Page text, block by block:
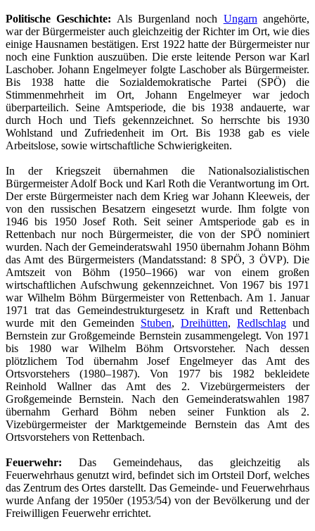
Politische Geschichte: Als Burgenland noch Ungarn angehörte,
war der Bürgermeister auch gleichzeitig der Richter im Ort, wie dies
einige Hausnamen bestätigen. Erst 1922 hatte der Bürgermeister nur
noch eine Funktion auszuüben. Die erste leitende Person war Karl
Laschober. Johann Engelmeyer folgte Laschober als Bürgermeister.
Bis 1938 hatte die Sozialdemokratische Partei (SPÖ) die
Stimmenmehrheit im Ort, Johann Engelmeyer war jedoch
überparteilich. Seine Amtsperiode, die bis 1938 andauerte, war
durch Hoch und Tiefs gekennzeichnet. So herrschte bis 1930
Wohlstand und Zufriedenheit im Ort. Bis 1938 gab es viele
Arbeitslose, sowie wirtschaftliche Schwierigkeiten.
In der Kriegszeit übernahmen die Nationalsozialistischen
Bürgermeister Adolf Bock und Karl Roth die Verantwortung im Ort.
Der erste Bürgermeister nach dem Krieg war Johann Kleeweis, der
von den russischen Besatzern eingesetzt wurde. Ihm folgte von
1946 bis 1950 Josef Roth. Seit seiner Amtsperiode gab es in
Rettenbach nur noch Bürgermeister, die von der SPÖ nominiert
wurden. Nach der Gemeinderatswahl 1950 übernahm Johann Böhm
das Amt des Bürgermeisters (Mandatsstand: 8 SPÖ, 3 ÖVP). Die
Amtszeit von Böhm (1950–1966) war von einem großen
wirtschaftlichen Aufschwung gekennzeichnet. Von 1967 bis 1971
war Wilhelm Böhm Bürgermeister von Rettenbach. Am 1. Januar
1971 trat das Gemeindestrukturgesetz in Kraft und Rettenbach
wurde mit den Gemeinden Stuben, Dreihütten, Redlschlag und
Bernstein zur Großgemeinde Bernstein zusammengelegt. Von 1971
bis 1980 war Wilhelm Böhm Ortsvorsteher. Nach dessen
plötzlichem Tod übernahm Josef Engelmeyer das Amt des
Ortsvorstehers (1980–1987). Von 1977 bis 1982 bekleidete
Reinhold Wallner das Amt des 2. Vizebürgermeisters der
Großgemeinde Bernstein. Nach den Gemeinderatswahlen 1987
übernahm Gerhard Böhm neben seiner Funktion als 2.
Vizebürgermeister der Marktgemeinde Bernstein das Amt des
Ortsvorstehers von Rettenbach.
Feuerwehr: Das Gemeindehaus, das gleichzeitig als
Feuerwehrhaus genutzt wird, befindet sich im Ortsteil Dorf, welches
das Zentrum des Ortes darstellt. Das Gemeinde- und Feuerwehrhaus
wurde Anfang der 1950er (1953/54) von der Bevölkerung und der
Freiwilligen Feuerwehr errichtet.